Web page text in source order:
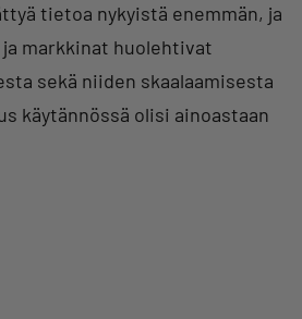
tietoa nykyistä enemmän, ja
markkinat huolehtivat
sekä niiden skaalaamisesta
käytännössä olisi ainoastaan